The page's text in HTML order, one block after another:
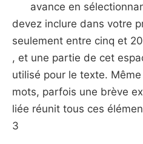
avance en
devez inclure dans votre
seulement entre cinq et
, et une partie de cet
utilisé pour le texte.
mots, parfois une brève
liée réunit tous ces
3